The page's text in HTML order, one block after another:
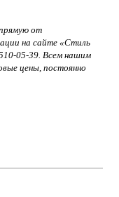
от
на сайте «Стиль
05-39. Всем нашим
цены, постоянно